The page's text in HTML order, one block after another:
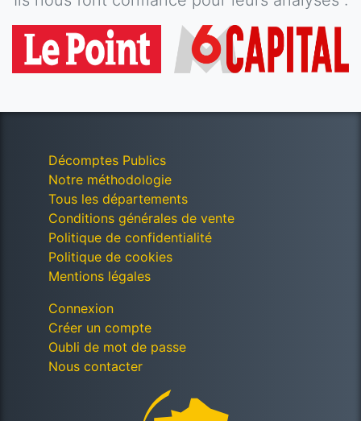
Décomptes Publics
Notre méthodologie
Tous les départements
Conditions générales de vente
Politique de confidentialité
Politique de cookies
Mentions légales
Connexion
Créer un compte
Oubli de mot de passe
Nous contacter